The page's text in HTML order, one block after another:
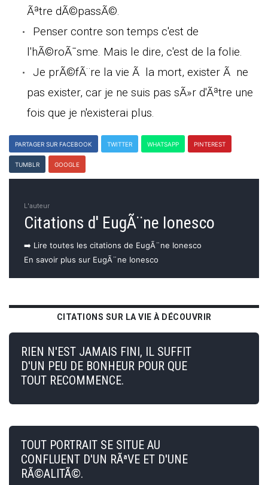
Ãªtre dÃ©passÃ©.
Penser contre son temps c'est de
l'hÃ©roÃ¯sme. Mais le dire, c'est de la folie.
Je prÃ©fÃ¨re la vie Ã la mort, exister Ã ne
pas exister, car je ne suis pas sÃ»r d'Ãªtre une
fois que je n'existerai plus.
PARTAGER SUR FACEBOOK TWITTER WHATSAPP PINTEREST
TUMBLR GOOGLE
L'auteur
Citations d' EugÃ¨ne Ionesco
➡️ Lire toutes les citations de EugÃ¨ne Ionesco
En savoir plus sur EugÃ¨ne Ionesco
CITATIONS SUR LA VIE À DÉCOUVRIR
RIEN N'EST JAMAIS FINI, IL SUFFIT
D'UN PEU DE BONHEUR POUR QUE
TOUT RECOMMENCE.
TOUT PORTRAIT SE SITUE AU
CONFLUENT D'UN RÃªVE ET D'UNE
RÃ©ALITÃ©.